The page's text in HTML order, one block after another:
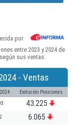
por
entre 2023 y 2024 de
sus ventas:
- Ventas
Evolución Posiciones
43.225
6.065